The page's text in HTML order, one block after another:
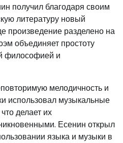
получил благодаря своим
литературу новый
произведение разделено на
объединяет простоту
философией и
мелодичность и
использовал музыкальные
делает их
Есенин открыл
языка и музыки в